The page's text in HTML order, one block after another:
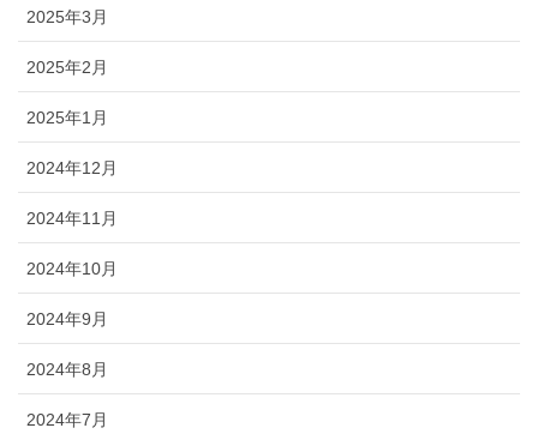
2025年3月
2025年2月
2025年1月
2024年12月
2024年11月
2024年10月
2024年9月
2024年8月
2024年7月